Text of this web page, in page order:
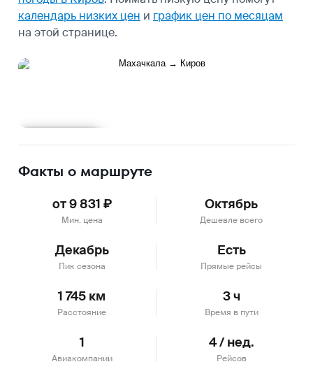
календарь низких цен и график цен по месяцам
на этой странице.
Факты о маршруте
от 9 831 ₽
Мин. цена
Октябрь
Дешевле всего
Декабрь
Пик сезона
Есть
Прямые рейсы
1 745 км
Расстояние
3 ч
Время в пути
1
Авиакомпании
4 / нед.
Рейсов